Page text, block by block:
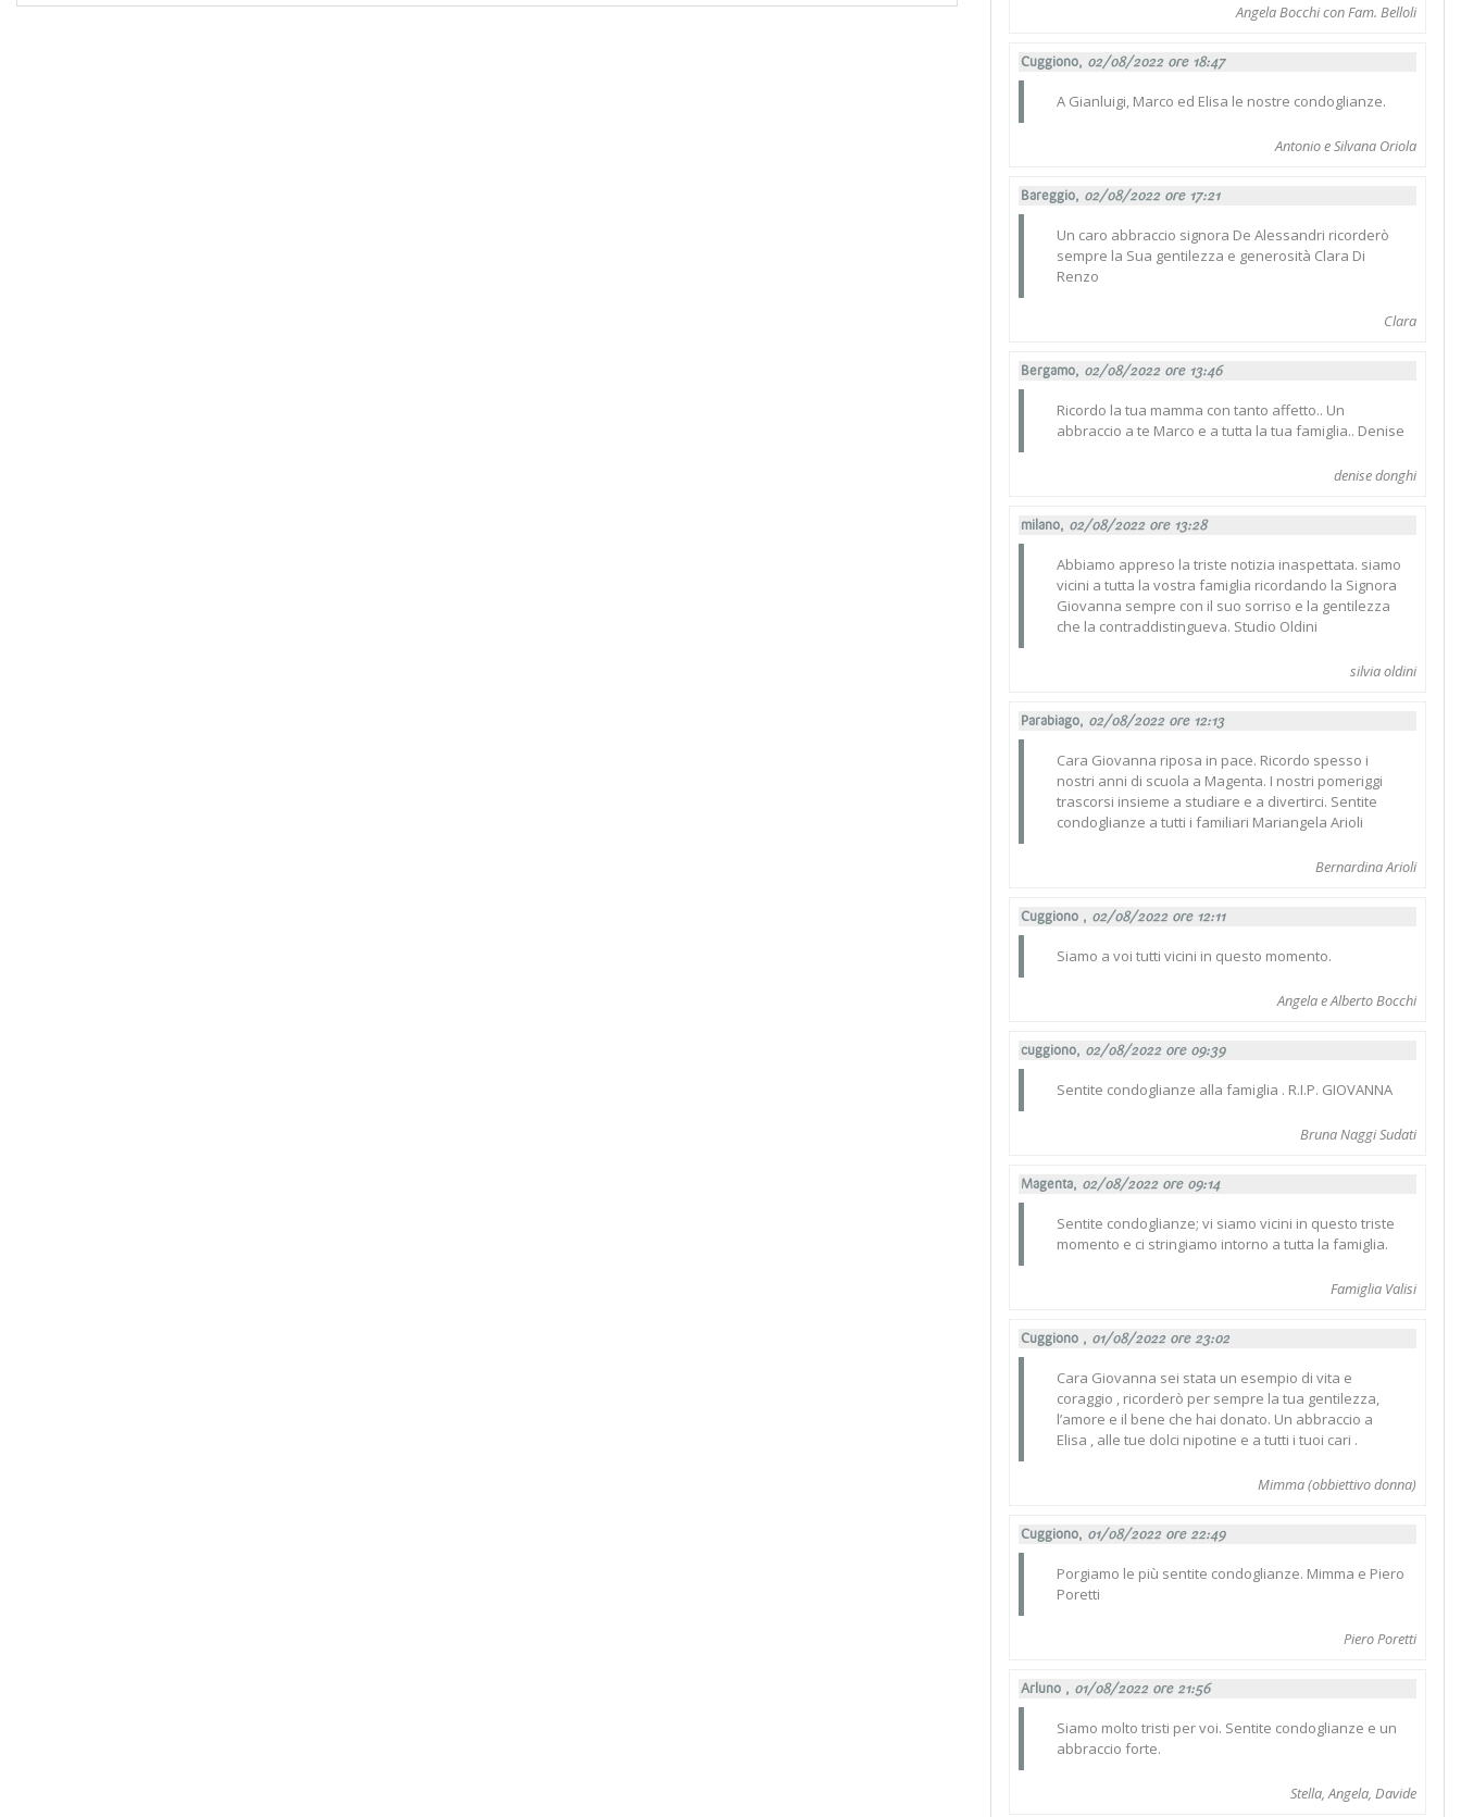
Angela Bocchi con Fam. Belloli
Cuggiono, 02/08/2022 ore 18:47
A Gianluigi, Marco ed Elisa le nostre condoglianze.
Antonio e Silvana Oriola
Bareggio, 02/08/2022 ore 17:21
Un caro abbraccio signora De Alessandri ricorderò
sempre la Sua gentilezza e generosità Clara Di
Renzo
Clara
Bergamo, 02/08/2022 ore 13:46
Ricordo la tua mamma con tanto affetto.. Un
abbraccio a te Marco e a tutta la tua famiglia.. Denise
denise donghi
milano, 02/08/2022 ore 13:28
Abbiamo appreso la triste notizia inaspettata. siamo
vicini a tutta la vostra famiglia ricordando la Signora
Giovanna sempre con il suo sorriso e la gentilezza
che la contraddistingueva. Studio Oldini
silvia oldini
Parabiago, 02/08/2022 ore 12:13
Cara Giovanna riposa in pace. Ricordo spesso i
nostri anni di scuola a Magenta. I nostri pomeriggi
trascorsi insieme a studiare e a divertirci. Sentite
condoglianze a tutti i familiari Mariangela Arioli
Bernardina Arioli
Cuggiono , 02/08/2022 ore 12:11
Siamo a voi tutti vicini in questo momento.
Angela e Alberto Bocchi
cuggiono, 02/08/2022 ore 09:39
Sentite condoglianze alla famiglia . R.I.P. GIOVANNA
Bruna Naggi Sudati
Magenta, 02/08/2022 ore 09:14
Sentite condoglianze; vi siamo vicini in questo triste
momento e ci stringiamo intorno a tutta la famiglia.
Famiglia Valisi
Cuggiono , 01/08/2022 ore 23:02
Cara Giovanna sei stata un esempio di vita e
coraggio , ricorderò per sempre la tua gentilezza,
l’amore e il bene che hai donato. Un abbraccio a
Elisa , alle tue dolci nipotine e a tutti i tuoi cari .
Mimma (obbiettivo donna)
Cuggiono, 01/08/2022 ore 22:49
Porgiamo le più sentite condoglianze. Mimma e Piero
Poretti
Piero Poretti
Arluno , 01/08/2022 ore 21:56
Siamo molto tristi per voi. Sentite condoglianze e un
abbraccio forte.
Stella, Angela, Davide